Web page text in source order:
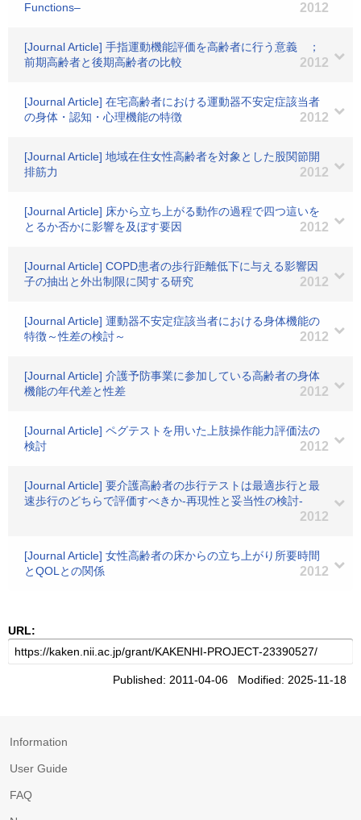
Functions–
2012
[Journal Article] 手指運動機能評価を高齢者に行う意義 ；
前期高齢者と後期高齢者の比較
2012
[Journal Article] 在宅高齢者における運動器不安定症該当者
の身体・認知・心理機能の特徴
2012
[Journal Article] 地域在住女性高齢者を対象とした股関節開
排筋力
2012
[Journal Article] 床から立ち上がる動作の過程で四つ這いを
とるか否かに影響を及ぼす要因
2012
[Journal Article] COPD患者の歩行距離低下に与える影響因
子の抽出と外出制限に関する研究
2012
[Journal Article] 運動器不安定症該当者における身体機能の
特徴～性差の検討～
2012
[Journal Article] 介護予防事業に参加している高齢者の身体
機能の年代差と性差
2012
[Journal Article] ペグテストを用いた上肢操作能力評価法の
検討
2012
[Journal Article] 要介護高齢者の歩行テストは最適歩行と最
速歩行のどちらで評価すべきか-再現性と妥当性の検討-
2012
[Journal Article] 女性高齢者の床からの立ち上がり所要時間
とQOLとの関係
2012
URL:
Published: 2011-04-06 Modified: 2025-11-18
Information
User Guide
FAQ